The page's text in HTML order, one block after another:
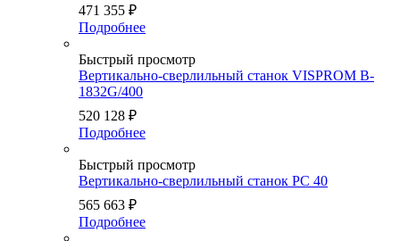
471 355 ₽
Подробнее
Быстрый просмотр
Вертикально-сверлильный станок VISPROM B-
1832G/400
520 128 ₽
Подробнее
Быстрый просмотр
Вертикально-сверлильный станок PC 40
565 663 ₽
Подробнее